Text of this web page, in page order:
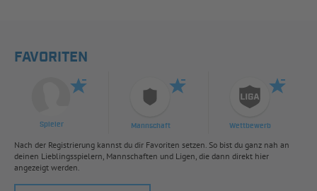
FAVORITEN
Spieler Mannschaft Wettbewerb
Nach der Registrierung kannst du dir Favoriten setzen. So bist du ganz nah an
deinen Lieblingsspielern, Mannschaften und Ligen, die dann direkt hier
angezeigt werden.